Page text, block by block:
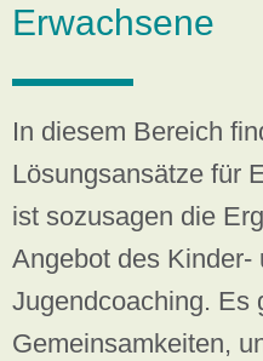
Erwachsene
In diesem Bereich
Lösungsansätze für
ist sozusagen die
Angebot des Kinder-
Jugendcoaching. Es
Gemeinsamkeiten,